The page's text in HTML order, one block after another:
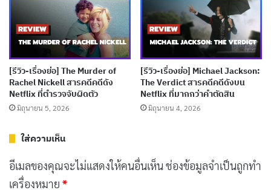
เดวิด เบอร์โควิตซ์ไม่ใช่ฆาตกรต่อเนื่องทั่วไปที่คุณอาจ
นึกถึง เขาไม่ได้แต่งตัวแปลกประหลาดเหมือนตัวตลก ไม่ได้
มีพิธีกรรมสุดหลอน หรือแสดงพฤติกรรมที่ดูน่าสะพรึงกลัว
ในทันที ในทางกลับกัน เขาคือชายหนุ่มที่ดูเหมือนคน
ธรรมดา ๆ ที่คุณอาจเดินสวนกันบนถนนในนิวยอร์กยุค 70s
แต่เบื้องหลังความธรรมดานั้น เขาคือ “Son of Sam” ผู้ก่อ
การสัมภาษณ์ที่บันทึกไว้ในเรือนจำ Attica ปี 1980 เพื่อให้
เราได้ยินเรื่องราวจากปากของเขาเอง ซึ่งน่าสนใจตรงที่
เบอร์โควิตซ์พูดถึงการก่อเหตุของตัวเองด้วยน้ำเสียงที่สงบ
[รีวิว-เรื่องย่อ] The Murder of
Rachel Nickell สารคดีคดีดัง
Netflix ที่ตำรวจจับผิดตัว
มิถุนายน 5, 2026
[รีวิว-เรื่องย่อ] Michael Jackson:
The Verdict สารคดีคดีดังบน
Netflix ที่มากกว่าคำตัดสิน
มิถุนายน 4, 2026
ใส่ความเห็น
อีเมลของคุณจะไม่แสดงให้คนอื่นเห็นช่องข้อมูลจำเป็นถูกทำ
เครื่องหมาย *